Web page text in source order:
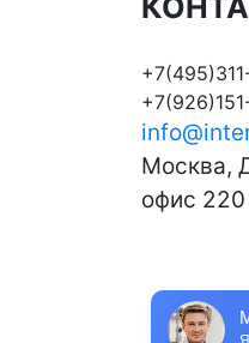
Москва,
офис 220